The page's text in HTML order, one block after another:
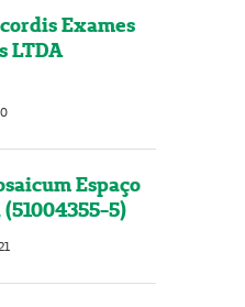
Exames
LTDA
Espaço
5)